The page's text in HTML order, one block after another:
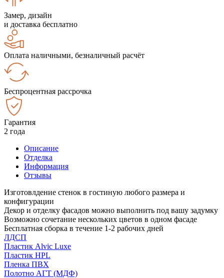
Замер, дизайн
и доставка бесплатно
Оплата наличными, безналичный расчёт
Беспроцентная рассрочка
Гарантия
2 года
Описание
Отделка
Информация
Отзывы
Изготовлдение стенок в гостиную любого размера и
конфигурации
Декор и отделку фасадов можно выполнить под вашу задумку
Возможно сочетание нескольких цветов в одном фасаде
Бесплатная сборка в течение 1-2 рабочих дней
ЛДСП
Пластик Alvic Luxe
Пластик HPL
Пленка ПВХ
Полотно АГТ (МДФ)